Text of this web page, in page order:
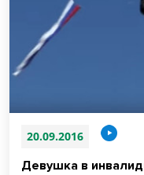
20.09.2016
Девушка в